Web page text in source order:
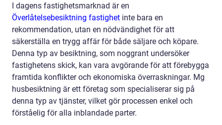
I dagens fastighetsmarknad är en
Överlåtelsebesiktning fastighet inte bara en
rekommendation, utan en nödvändighet för att
säkerställa en trygg affär för både säljare och köpare.
Denna typ av besiktning, som noggrant undersöker
fastighetens skick, kan vara avgörande för att förebygga
framtida konflikter och ekonomiska överraskningar. Mg
husbesiktning är ett företag som specialiserar sig på
denna typ av tjänster, vilket gör processen enkel och
förståelig för alla inblandade parter.